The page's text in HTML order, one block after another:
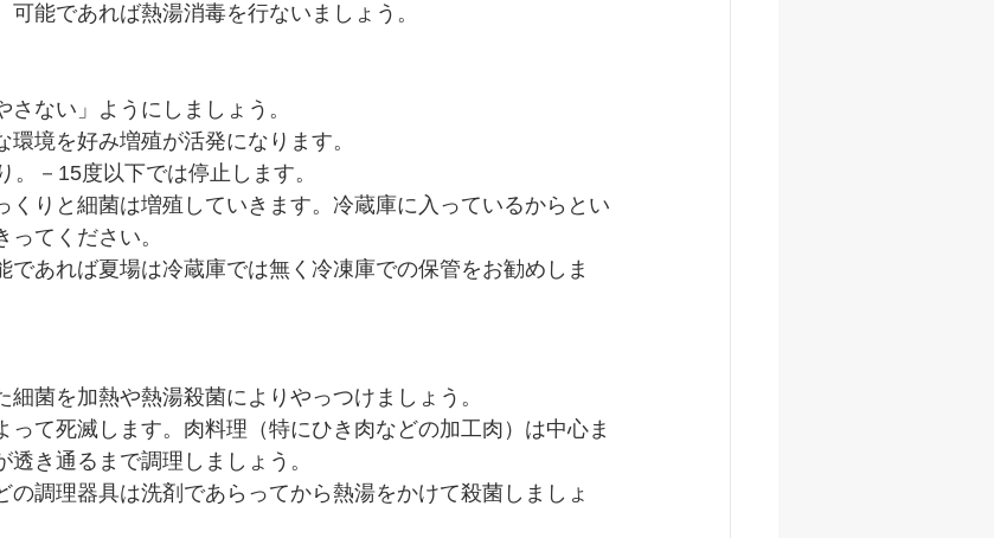
能であれば熱湯消毒を行ないましょう。
ない」ようにしましょう。
境を好み増殖が活発になります。
－15度以下では停止します。
くりと細菌は増殖していきます。冷蔵庫に入っているからとい
てください。
であれば夏場は冷蔵庫では無く冷凍庫での保管をお勧めしま
菌を加熱や熱湯殺菌によりやっつけましょう。
って死滅します。肉料理（特にひき肉などの加工肉）は中心ま
き通るまで調理しましょう。
調理器具は洗剤であらってから熱湯をかけて殺菌しましょ